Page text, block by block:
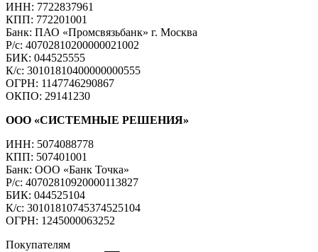
ИНН: 7722837961
КПП: 772201001
Банк: ПАО «Промсвязьбанк» г. Москва
Р/с: 40702810200000021002
БИК: 044525555
К/с: 30101810400000000555
ОГРН: 1147746290867
ОКПО: 29141230
ООО «СИСТЕМНЫЕ РЕШЕНИЯ»
ИНН: 5074088778
КПП: 507401001
Банк: ООО «Банк Точка»
Р/с: 40702810920000113827
БИК: 044525104
К/с: 30101810745374525104
ОГРН: 1245000063252
Покупателям